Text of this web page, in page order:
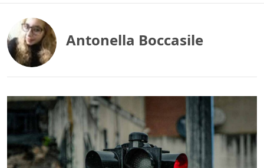
Antonella Boccasile